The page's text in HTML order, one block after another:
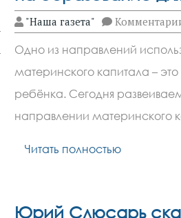
"Наша газета"
Одно из направлений
материнского капитала –
ребёнка. Сегодня
направлении материнского
Читать полностью
Юрий Слюсарь